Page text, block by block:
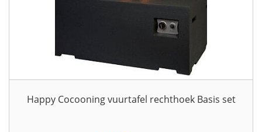
Happy Cocooning vuurtafel rechthoek Basis set